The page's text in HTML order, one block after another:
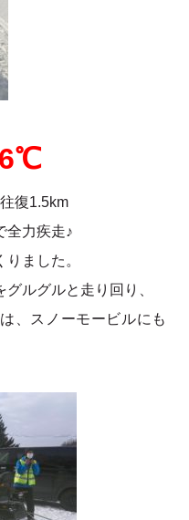
復1.5km
全力疾走♪
ました。
ルグルと走り回り、
、スノーモービルにも